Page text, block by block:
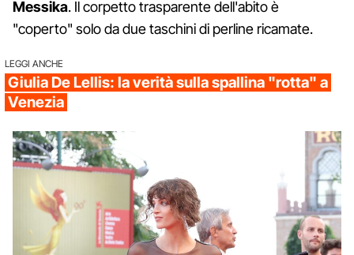
Messika. Il corpetto trasparente dell'abito è
"coperto" solo da due taschini di perline ricamate.
LEGGI ANCHE
Giulia De Lellis: la verità sulla spallina "rotta" a
Venezia